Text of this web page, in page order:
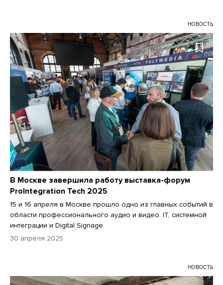
НОВОСТЬ
В Москве завершила работу выставка-форум
ProIntegration Tech 2025
15 и 16 апреля в Москве прошло одно из главных событий в
области профессионального аудио и видео, IТ, системной
интеграции и Digital Signage.
30 апреля 2025
НОВОСТЬ